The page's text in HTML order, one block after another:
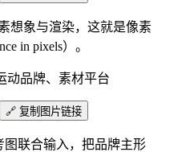
想象与渲染，这就是像素
in pixels）。
动品牌、素材平台
🔗 复制图片链接
图联合输入，把品牌主形